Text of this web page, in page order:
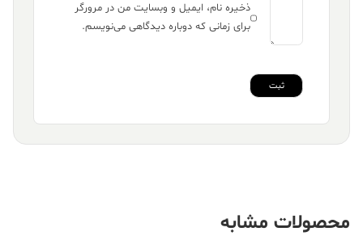
ذخیره نام، ایمیل و وبسایت من در مرورگر
برای زمانی که دوباره دیدگاهی می‌نویسم.
محصولات مشابه